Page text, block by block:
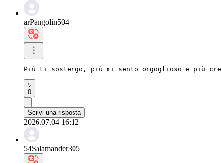
arPangolin504
Più ti sostengo, più mi sento orgoglioso e più
0
Scrivi una risposta
2026.07.04 16:12
54Salamander305